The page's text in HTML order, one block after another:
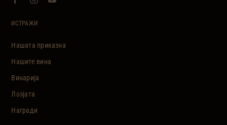
ИСТРАЖИ
Нашата приказна
Нашите вина
Винарија
Лозјата
Награди